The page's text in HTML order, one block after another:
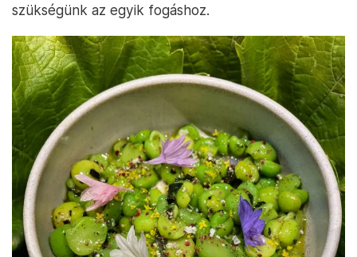
szükségünk az egyik fogáshoz.